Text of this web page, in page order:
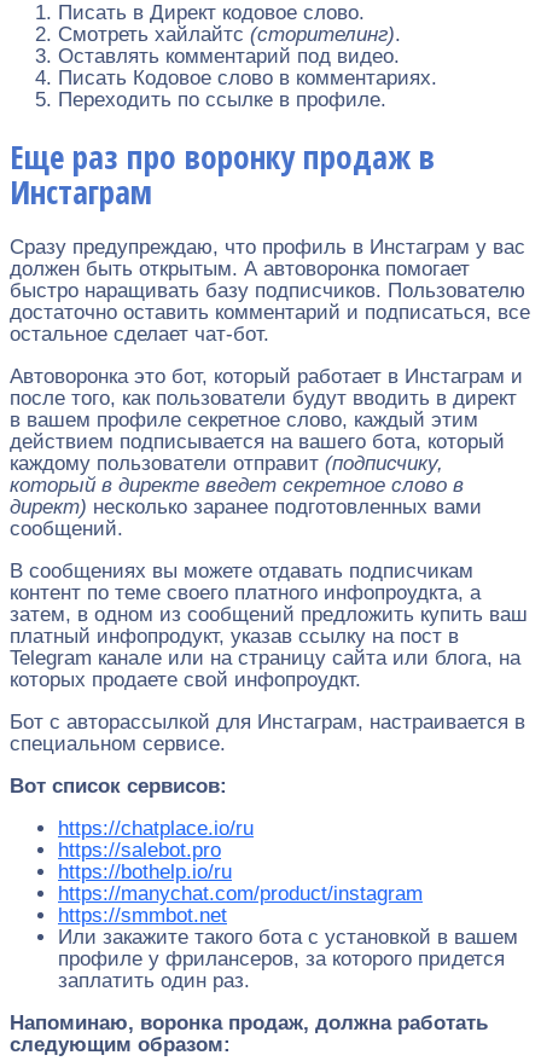
Писать в Директ кодовое слово.
Смотреть хайлайтс (сторителинг).
Оставлять комментарий под видео.
Писать Кодовое слово в комментариях.
Переходить по ссылке в профиле.
Еще раз про воронку продаж в
Инстаграм
Сразу предупреждаю, что профиль в Инстаграм у вас
должен быть открытым. А автоворонка помогает
быстро наращивать базу подписчиков. Пользователю
достаточно оставить комментарий и подписаться, все
остальное сделает чат-бот.
Автоворонка это бот, который работает в Инстаграм и
после того, как пользователи будут вводить в директ
в вашем профиле секретное слово, каждый этим
действием подписывается на вашего бота, который
каждому пользователи отправит (подписчику,
который в директе введет секретное слово в
директ) несколько заранее подготовленных вами
сообщений.
В сообщениях вы можете отдавать подписчикам
контент по теме своего платного инфопроудкта, а
затем, в одном из сообщений предложить купить ваш
платный инфопродукт, указав ссылку на пост в
Telegram канале или на страницу сайта или блога, на
которых продаете свой инфопроудкт.
Бот с авторассылкой для Инстаграм, настраивается в
специальном сервисе.
Вот список сервисов:
https://chatplace.io/ru
https://salebot.pro
https://bothelp.io/ru
https://manychat.com/product/instagram
https://smmbot.net
Или закажите такого бота с установкой в вашем
профиле у фрилансеров, за которого придется
заплатить один раз.
Напоминаю, воронка продаж, должна работать
следующим образом: